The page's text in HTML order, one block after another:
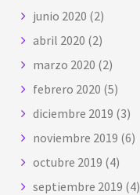
junio 2020 (2)
abril 2020 (2)
marzo 2020 (2)
febrero 2020 (5)
diciembre 2019 (3)
noviembre 2019 (6)
octubre 2019 (4)
septiembre 2019 (4)